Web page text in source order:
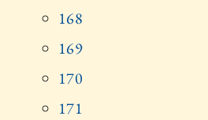
168
169
170
171